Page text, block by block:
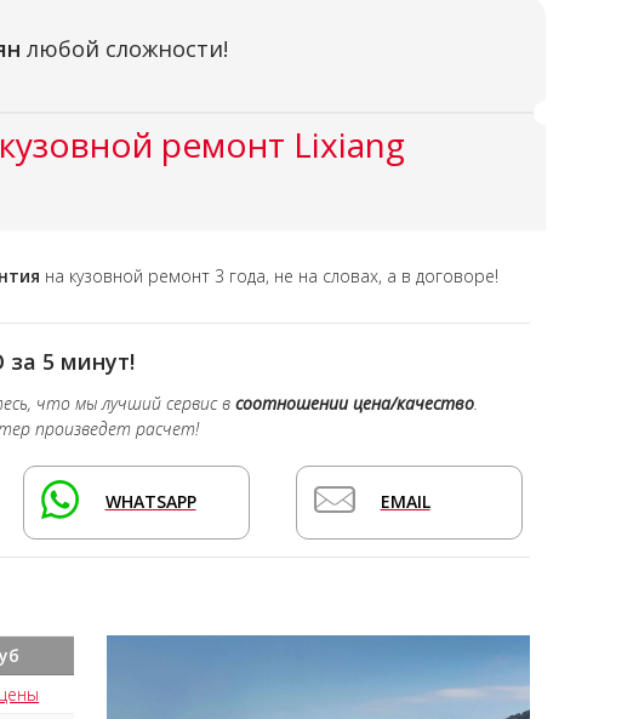
любой сложности!
ремонт Lixiang
на кузовной ремонт 3 года, не на словах, а в договоре!
5 минут!
что мы лучший сервис всоотношении цена/качество
произведет расчет!
WHATSAPP EMAIL